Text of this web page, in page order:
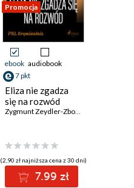
Promocja
ebook audiobook
7 pkt
Eliza nie zgadza
się na rozwód
(2,90 zł najniższa cena z 30 dni)
7.99 zł